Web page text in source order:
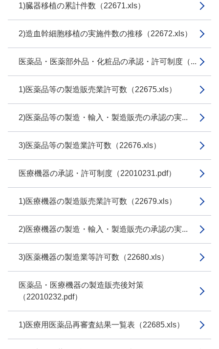
1)臓器移植の累計件数（22671.xls）
2)造血幹細胞移植の実施件数の推移（22672.xls）
医薬品・医薬部外品・化粧品の承認・許可制度（...
1)医薬品等の製造販売業許可数（22675.xls）
2)医薬品等の製造・輸入・製造販売の承認の実...
3)医薬品等の製造業許可数（22676.xls）
医療機器の承認・許可制度（22010231.pdf）
1)医療機器の製造販売業許可数（22679.xls）
2)医療機器の製造・輸入・製造販売の承認の実...
3)医薬機器の製造業等許可数（22680.xls）
医薬品・医療機器の製造販売後対策
（22010232.pdf）
1)医療用医薬品再審査結果一覧表（22685.xls）